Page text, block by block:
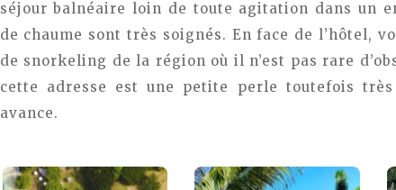
séjour balnéaire loin de toute agitation dans un
de chaume sont très soignés. En face de l’hôtel,
de snorkeling de la région où il n’est pas rare
cette adresse est une petite perle toutefois
avance.